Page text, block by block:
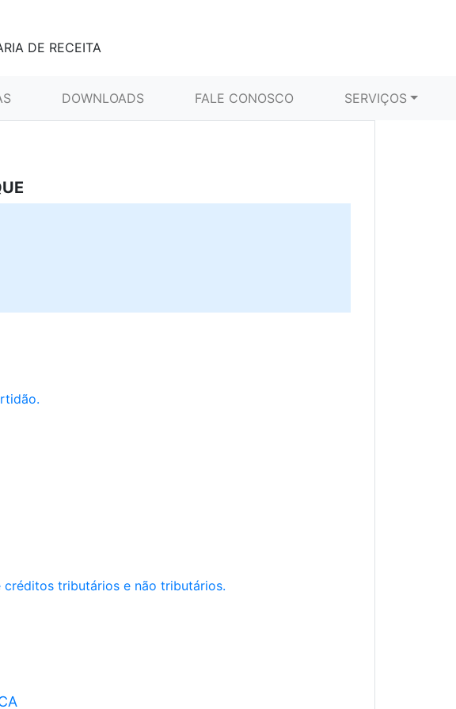
DE RECEITA
DOWNLOADS FALE CONOSCO SERVIÇOS
tributários e não tributários.